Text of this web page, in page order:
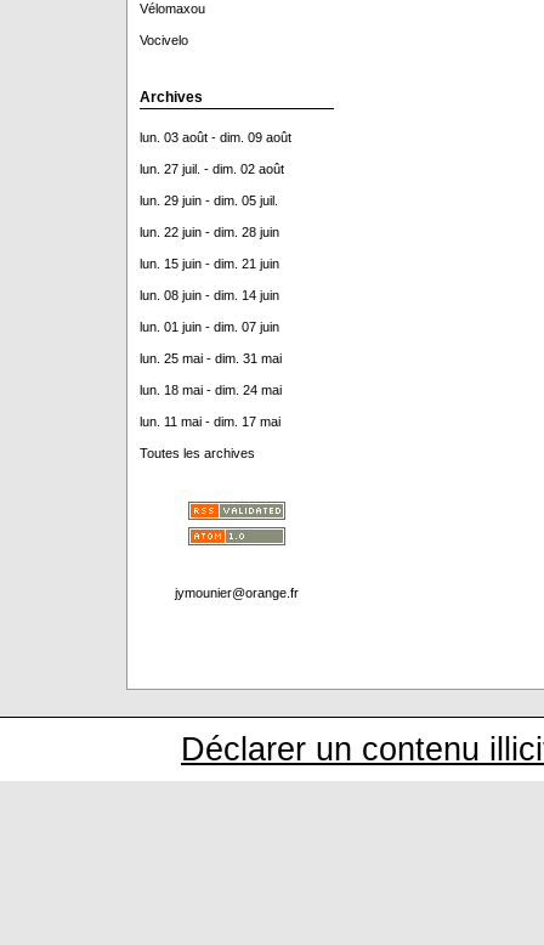
Vélomaxou
Vocivelo
Archives
lun. 03 août - dim. 09 août
lun. 27 juil. - dim. 02 août
lun. 29 juin - dim. 05 juil.
lun. 22 juin - dim. 28 juin
lun. 15 juin - dim. 21 juin
lun. 08 juin - dim. 14 juin
lun. 01 juin - dim. 07 juin
lun. 25 mai - dim. 31 mai
lun. 18 mai - dim. 24 mai
lun. 11 mai - dim. 17 mai
Toutes les archives
jymounier@orange.fr
Déclarer un contenu